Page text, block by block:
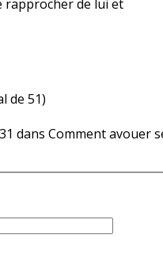
rapprocher de lui et
de 51)
dans Comment avouer